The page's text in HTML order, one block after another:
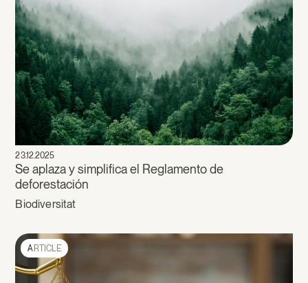
23.12.2025
Se aplaza y simplifica el Reglamento de
deforestación
Biodiversitat
ARTICLE